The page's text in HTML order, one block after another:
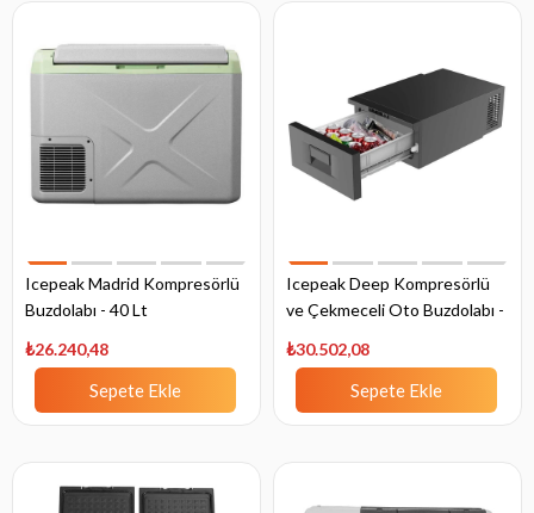
Icepeak Madrid Kompresörlü
Buzdolabı - 40 Lt
₺26.240,48
Sepete Ekle
Icepeak Deep Kompresörlü
ve Çekmeceli Oto Buzdolabı -
₺30.502,08
Sepete Ekle